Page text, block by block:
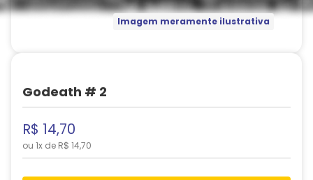
Imagem meramente ilustrativa
Godeath # 2
R$ 14,70
ou 1x de R$ 14,70